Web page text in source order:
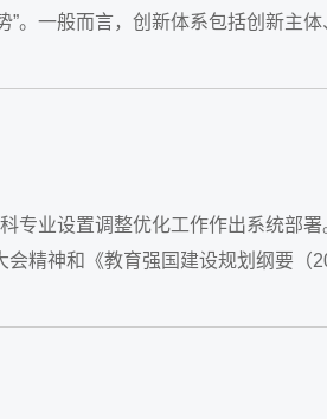
”。一般而言，创新体系包括创新主
专业设置调整优化工作作出系统部署
会精神和《教育强国建设规划纲要（